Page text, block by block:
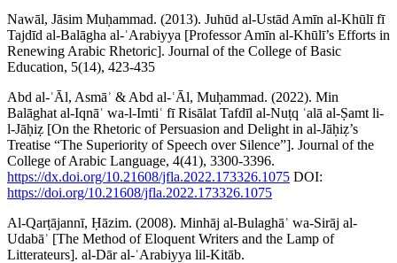
Nawāl, Jāsim Muḥammad. (2013). Juhūd al-Ustād Amīn al-Khūlī fī
Tajdīd al-Balāgha al-ʿArabiyya [Professor Amīn al-Khūlī’s Efforts in
Renewing Arabic Rhetoric]. Journal of the College of Basic
Education, 5(14), 423-435
Abd al-ʿĀl, Asmāʾ & Abd al-ʿĀl, Muḥammad. (2022). Min
Balāghat al-Iqnāʿ wa-l-Imtiʿ fī Risālat Tafdīl al-Nuṭq ʿalā al-Ṣamt li-
l-Jāḥiẓ [On the Rhetoric of Persuasion and Delight in al-Jāḥiẓ’s
Treatise “The Superiority of Speech over Silence”]. Journal of the
College of Arabic Language, 4(41), 3300-3396.
https://dx.doi.org/10.21608/jfla.2022.173326.1075 DOI:
https://doi.org/10.21608/jfla.2022.173326.1075
Al-Qarṭājannī, Ḥāzim. (2008). Minhāj al-Bulaghāʾ wa-Sirāj al-
Udabāʾ [The Method of Eloquent Writers and the Lamp of
Litterateurs]. al-Dār al-ʿArabiyya lil-Kitāb.